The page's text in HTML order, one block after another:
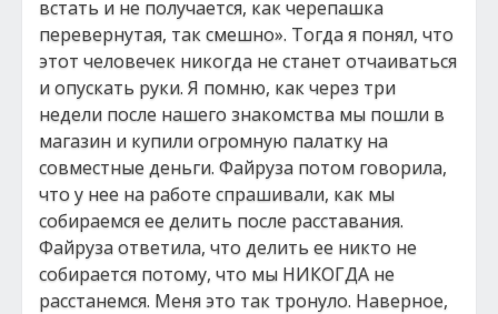
встать и не получается, как черепашка
перевернутая, так смешно». Тогда я понял, что
этот человечек никогда не станет отчаиваться
и опускать руки. Я помню, как через три
недели после нашего знакомства мы пошли в
магазин и купили огромную палатку на
совместные деньги. Файруза потом говорила,
что у нее на работе спрашивали, как мы
собираемся ее делить после расставания.
Файруза ответила, что делить ее никто не
собирается потому, что мы НИКОГДА не
расстанемся. Меня это так тронуло. Наверное,